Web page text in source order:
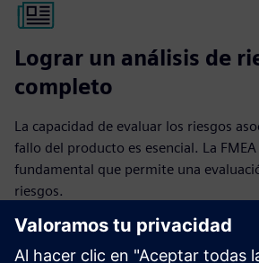
Lograr un análisis de
completo
La capacidad de evaluar los riesgos
fallo del producto es esencial. La
fundamental que permite una
riesgos.
Leer más